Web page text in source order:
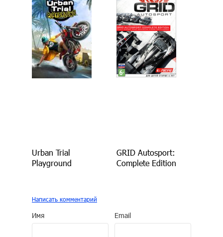
Urban Trial
Playground
GRID Autosport:
Complete Edition
Написать комментарий
Имя Email